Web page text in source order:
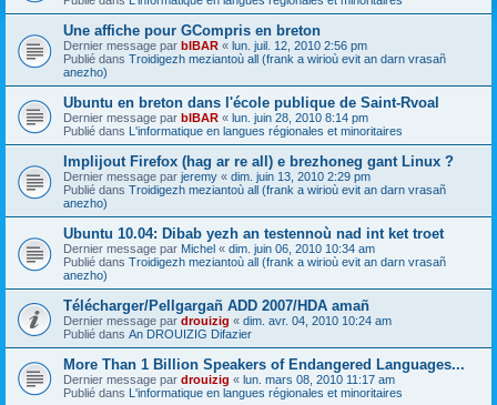
Une affiche pour GCompris en breton
Dernier message par bIBAR « lun. juil. 12, 2010 2:56 pm
Publié dans Troidigezh meziantoù all (frank a wirioù evit an darn vrasañ
anezho)
Ubuntu en breton dans l'école publique de Saint-Rvoal
Dernier message par bIBAR « lun. juin 28, 2010 8:14 pm
Publié dans L'informatique en langues régionales et minoritaires
Implijout Firefox (hag ar re all) e brezhoneg gant Linux ?
Dernier message par jeremy « dim. juin 13, 2010 2:29 pm
Publié dans Troidigezh meziantoù all (frank a wirioù evit an darn vrasañ
anezho)
Ubuntu 10.04: Dibab yezh an testennoù nad int ket troet
Dernier message par Michel « dim. juin 06, 2010 10:34 am
Publié dans Troidigezh meziantoù all (frank a wirioù evit an darn vrasañ
anezho)
Télécharger/Pellgargañ ADD 2007/HDA amañ
Dernier message par drouizig « dim. avr. 04, 2010 10:24 am
Publié dans An DROUIZIG Difazier
More Than 1 Billion Speakers of Endangered Languages...
Dernier message par drouizig « lun. mars 08, 2010 11:17 am
Publié dans L'informatique en langues régionales et minoritaires